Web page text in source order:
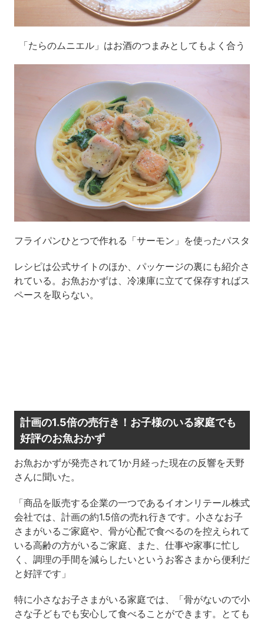
「たらのムニエル」はお酒のつまみとしてもよく合う
フライパンひとつで作れる「サーモン」を使ったパスタ
レシピは公式サイトのほか、パッケージの裏にも紹介さ
れている。お魚おかずは、冷凍庫に立てて保存すればス
ペースを取らない。
計画の1.5倍の売行き！お子様のいる家庭でも
好評のお魚おかず
お魚おかずが発売されて1か月経った現在の反響を天野
さんに聞いた。
「商品を販売する企業の一つであるイオンリテール株式
会社では、計画の約1.5倍の売れ行きです。小さなお子
さまがいるご家庭や、骨が心配で食べるのを控えられて
いる高齢の方がいるご家庭、また、仕事や家事に忙し
く、調理の手間を減らしたいというお客さまから便利だ
と好評です」
特に小さなお子さまがいる家庭では、「骨がないので小
さな子どもでも安心して食べることができます。とても